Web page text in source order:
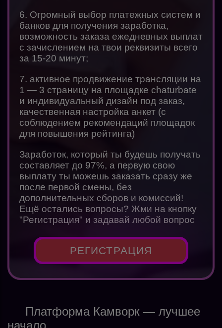
6. Огромный выбор платежных систем и
банков для получения заработка,
возможность заказа ежедневных выплат
с зачислением на твои реквизиты всего
за 15-20 минут;
7. активное продвижение трансляции на
1 — 3 страницу на площадке chaturbate
и индивидуальный дизайн под заказ,
качественная настройка анкет (с
соблюдением рекомендаций площадок
для повышения рейтинга)
Заработок, который ты будешь получать
составляет до 97%, а первую свою
выплату ты можешь заказать сразу же
после первой смены, без
дополнительных сборов и комиссий!
Ещё остались вопросы? Жми на кнопку
"Регистрация" и задавай любой вопрос
РЕГИСТРАЦИЯ
Платформа Камворк — лучшее